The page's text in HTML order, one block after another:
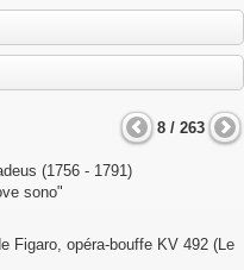
8 / 263
(1756 - 1791)
sono"
Figaro, opéra-bouffe KV 492 (Le